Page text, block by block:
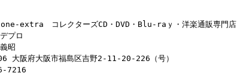
extra コレクターズCD・DVD・Blu-raｙ・洋楽通販専門店
プロ
昭
大阪府大阪市福島区吉野2-11-20-226（号）
7216